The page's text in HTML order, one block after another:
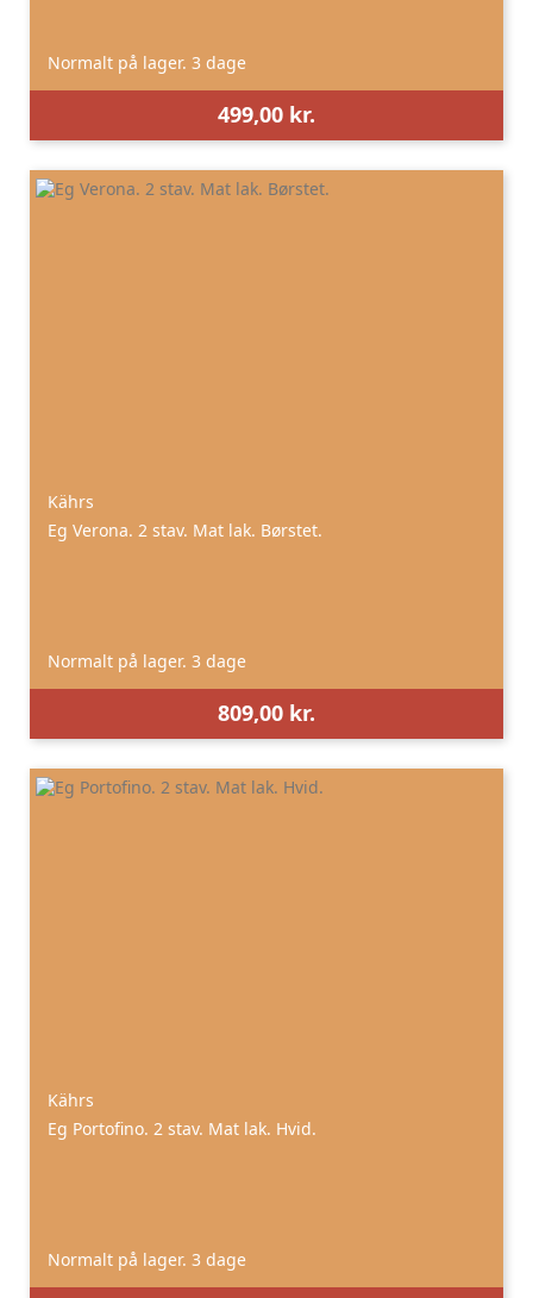
Normalt på lager. 3 dage
499,00 kr.
Kährs
Eg Verona. 2 stav. Mat lak. Børstet.
Normalt på lager. 3 dage
809,00 kr.
Kährs
Eg Portofino. 2 stav. Mat lak. Hvid.
Normalt på lager. 3 dage